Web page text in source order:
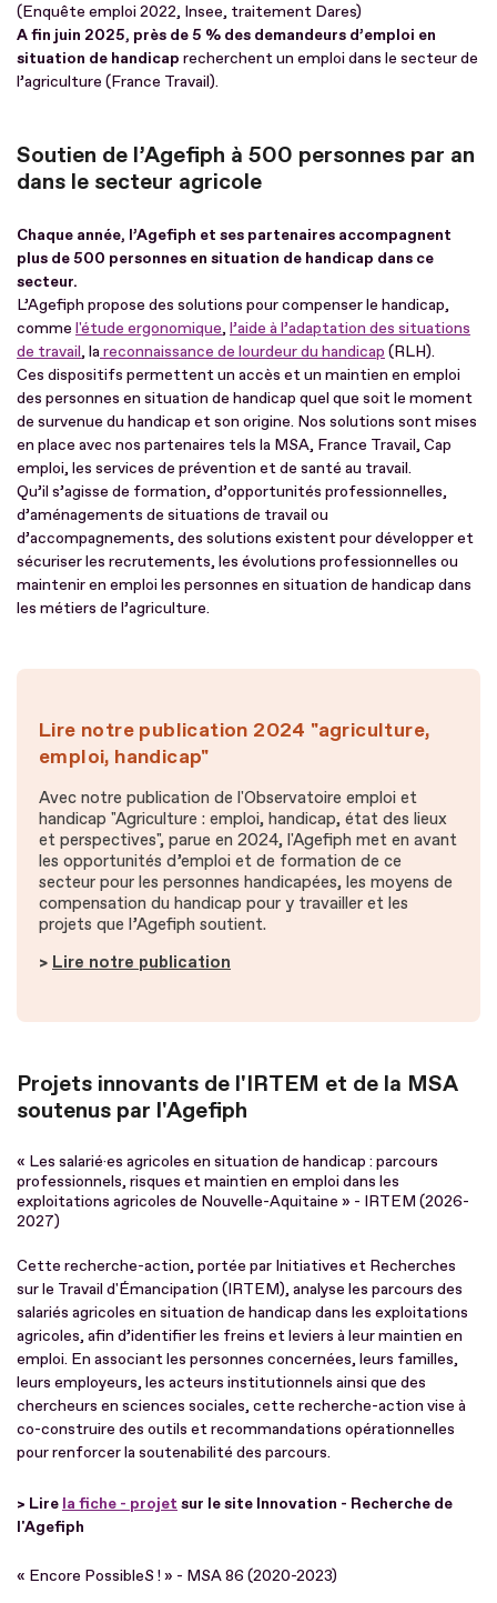
(Enquête emploi 2022, Insee, traitement Dares)
A fin juin 2025, près de 5 % des demandeurs d’emploi en
situation de handicap recherchent un emploi dans le secteur de
l’agriculture (France Travail).
Soutien de l’Agefiph à 500 personnes par an
dans le secteur agricole
Chaque année, l’Agefiph et ses partenaires accompagnent
plus de 500 personnes en situation de handicap dans ce
secteur.
L’Agefiph propose des solutions pour compenser le handicap,
comme l'étude ergonomique, l’aide à l’adaptation des situations
de travail, lareconnaissance de lourdeur du handicap (RLH).
Ces dispositifs permettent un accès et un maintien en emploi
des personnes en situation de handicap quel que soit le moment
de survenue du handicap et son origine. Nos solutions sont mises
en place avec nos partenaires tels la MSA, France Travail, Cap
emploi, les services de prévention et de santé au travail.
Qu’il s’agisse de formation, d’opportunités professionnelles,
d’aménagements de situations de travail ou
d’accompagnements, des solutions existent pour développer et
sécuriser les recrutements, les évolutions professionnelles ou
maintenir en emploi les personnes en situation de handicap dans
les métiers de l’agriculture.
Lire notre publication 2024 "agriculture,
emploi, handicap"
Avec notre publication de l'Observatoire emploi et
handicap "Agriculture : emploi, handicap, état des lieux
et perspectives", parue en 2024, l'Agefiph met en avant
les opportunités d’emploi et de formation de ce
secteur pour les personnes handicapées, les moyens de
compensation du handicap pour y travailler et les
projets que l’Agefiph soutient.
> Lire notre publication
Projets innovants de l'IRTEM et de la MSA
soutenus par l'Agefiph
« Les salarié·es agricoles en situation de handicap : parcours
professionnels, risques et maintien en emploi dans les
exploitations agricoles de Nouvelle-Aquitaine » - IRTEM (2026-
2027)
Cette recherche-action, portée par Initiatives et Recherches
sur le Travail d'Émancipation (IRTEM), analyse les parcours des
salariés agricoles en situation de handicap dans les exploitations
agricoles, afin d’identifier les freins et leviers à leur maintien en
emploi. En associant les personnes concernées, leurs familles,
leurs employeurs, les acteurs institutionnels ainsi que des
chercheurs en sciences sociales, cette recherche-action vise à
co-construire des outils et recommandations opérationnelles
pour renforcer la soutenabilité des parcours.
> Lire la fiche - projet sur le site Innovation - Recherche de
l'Agefiph
« Encore PossibleS ! » - MSA 86 (2020-2023)